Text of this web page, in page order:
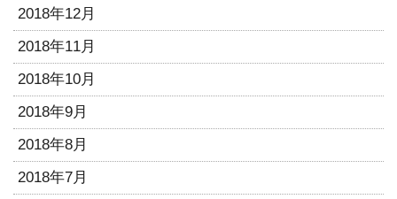
2018年12月
2018年11月
2018年10月
2018年9月
2018年8月
2018年7月